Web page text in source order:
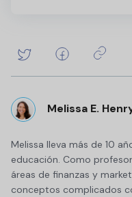
Melissa E.
Melissa lleva más de 10
educación. Como
áreas de finanzas y
conceptos complicados